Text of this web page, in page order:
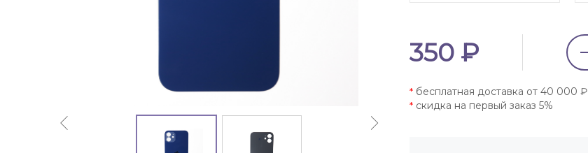
350 ₽
*бесплатная доставка от 40 000 ₽
*скидка на первый заказ 5%